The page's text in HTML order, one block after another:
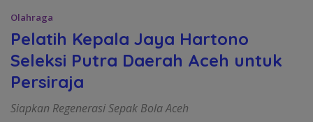
Olahraga
Pelatih Kepala Jaya Hartono
Seleksi Putra Daerah Aceh untuk
Persiraja
Siapkan Regenerasi Sepak Bola Aceh